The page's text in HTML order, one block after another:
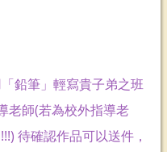
鉛筆」輕寫貴子弟之班
老師(若為校外指導老
待確認作品可以送件，